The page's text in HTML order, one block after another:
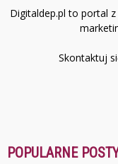
Digitaldep.pl to portal
Skontaktuj
POPULARNE